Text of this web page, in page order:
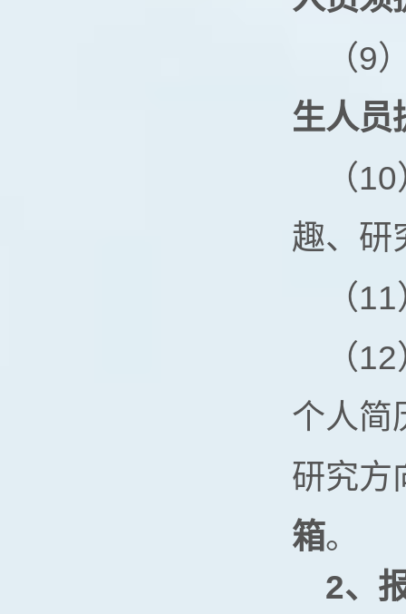
（9
生人员
（
趣、研
（
（
个人简
研究方
箱。
2、